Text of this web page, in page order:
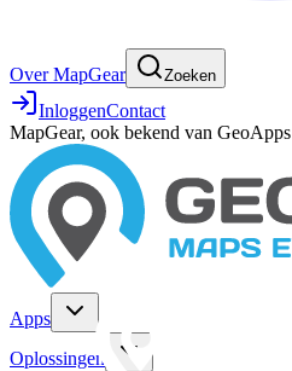
Over MapGear Zoeken
InloggenContact
MapGear, ook bekend van GeoApps
Apps
Oplossingen